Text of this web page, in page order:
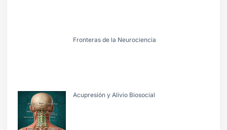
Fronteras de la Neurociencia
Acupresión y Alivio Biosocial